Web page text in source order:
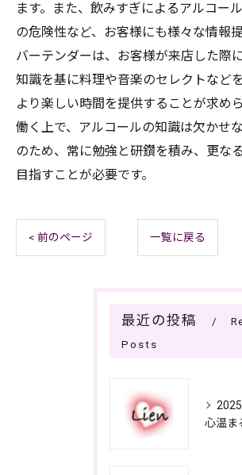
ます。また、飲みすぎによるアルコー
の危険性など、お客様にも様々な情報提
バーテンダーは、お客様が来店した際
知識を基に料理や音楽のセレクトなど
より楽しい時間を提供することが求め
働く上で、アルコールの知識は欠かせ
のため、常に勉強と研鑽を積み、更な
目指すことが必要です。
< 前のページ 一覧に戻る
最近の投稿
Posts